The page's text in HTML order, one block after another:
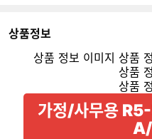
상품정보
가정/사무용